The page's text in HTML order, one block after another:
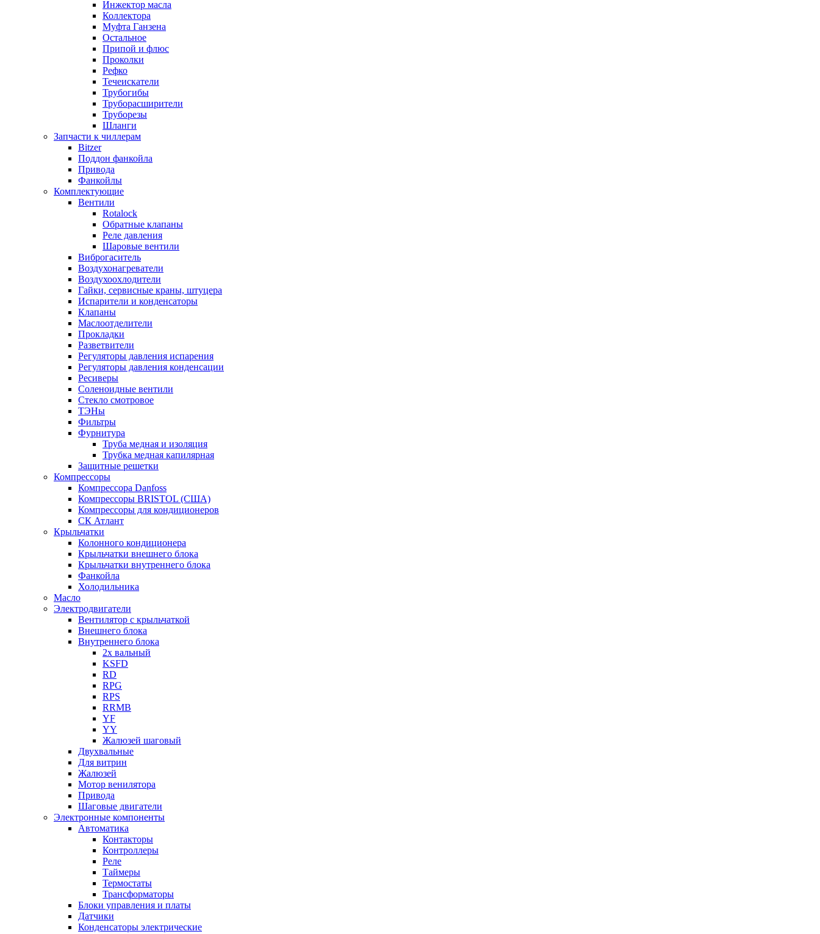
Инжектор масла
Коллектора
Муфта Ганзена
Остальное
Припой и флюс
Проколки
Рефко
Течеискатели
Трубогибы
Труборасширители
Труборезы
Шланги
Запчасти к чиллерам
Bitzer
Поддон фанкойла
Привода
Фанкойлы
Комплектующие
Вентили
Rotalock
Обратные клапаны
Реле давления
Шаровые вентили
Виброгаситель
Воздухонагреватели
Воздухоохлодители
Гайки, сервисные краны, штуцера
Испарители и конденсаторы
Клапаны
Маслоотделители
Прокладки
Разветвители
Регуляторы давления испарения
Регуляторы давления конденсации
Ресиверы
Соленоидные вентили
Стекло смотровое
ТЭНы
Фильтры
Фурнитура
Труба медная и изоляция
Трубка медная капилярная
Защитные решетки
Компрессоры
Компрессора Danfoss
Компрессоры BRISTOL (США)
Компрессоры для кондиционеров
СК Атлант
Крыльчатки
Колонного кондиционера
Крыльчатки внешнего блока
Крыльчатки внутреннего блока
Фанкойла
Холодильника
Масло
Электродвигатели
Вентилятор с крыльчаткой
Внешнего блока
Внутреннего блока
2х вальный
KSFD
RD
RPG
RPS
RRMB
YF
YY
Жалюзей шаговый
Двухвальные
Для витрин
Жалюзей
Мотор венилятора
Привода
Шаговые двигатели
Электронные компоненты
Автоматика
Контакторы
Контроллеры
Реле
Таймеры
Термостаты
Трансформаторы
Блоки управления и платы
Датчики
Конденсаторы электрические